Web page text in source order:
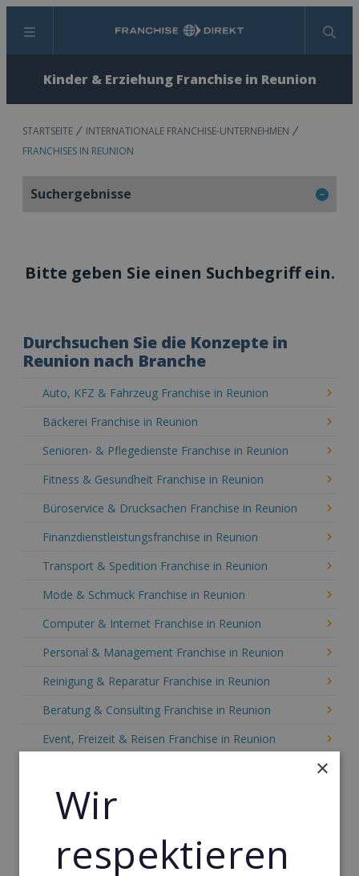
Menü Suchen
Kinder & Erziehung Franchise in Reunion
STARTSEITE
INTERNATIONALE FRANCHISE-UNTERNEHMEN
FRANCHISES IN REUNION
Suchergebnisse
Bitte geben Sie einen Suchbegriff ein.
Durchsuchen Sie die Konzepte in
Reunion nach Branche
Auto, KFZ & Fahrzeug Franchise in Reunion
Bäckerei Franchise in Reunion
Senioren- & Pflegedienste Franchise in Reunion
Fitness & Gesundheit Franchise in Reunion
Büroservice & Drucksachen Franchise in Reunion
Finanzdienstleistungsfranchise in Reunion
Transport & Spedition Franchise in Reunion
Mode & Schmuck Franchise in Reunion
Computer & Internet Franchise in Reunion
Personal & Management Franchise in Reunion
Reinigung & Reparatur Franchise in Reunion
Beratung & Consulting Franchise in Reunion
Event, Freizeit & Reisen Franchise in Reunion
Gebäude & Haustechnik Franchise in Reunion
Dienstleistungsfranchise in Reunion
×
Wir
respektieren